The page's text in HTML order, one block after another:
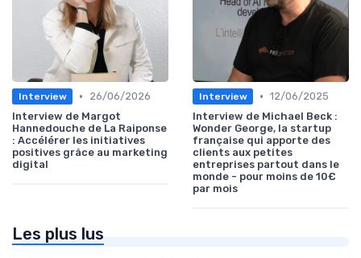
Interview •
26/06/2026
Interview de Margot
Hannedouche de La Raiponse
: Accélérer les initiatives
positives grâce au marketing
digital
Interview • 12/06/2025
Interview de Michael Beck :
Wonder George, la startup
française qui apporte des
clients aux petites
entreprises partout dans le
monde - pour moins de 10€
par mois
Les plus lus